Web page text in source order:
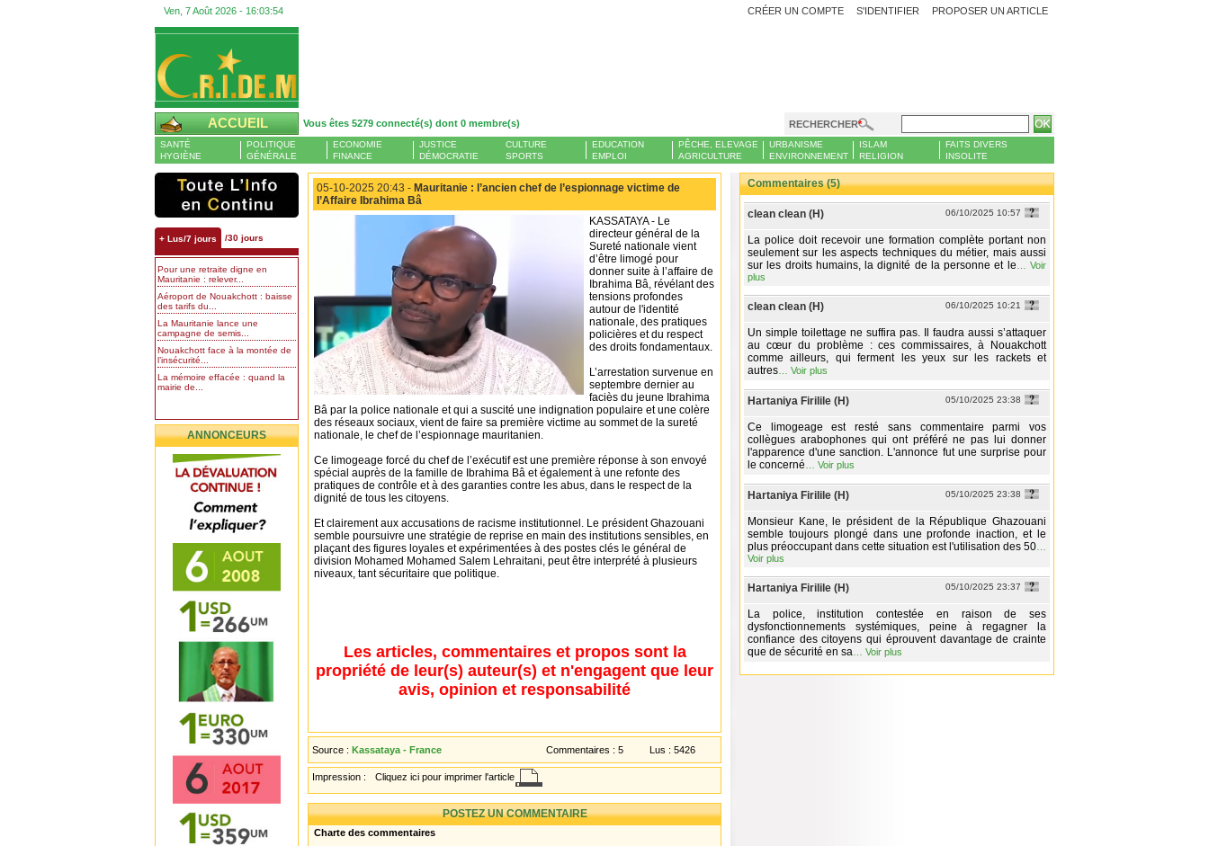
Ven, 7 Août 2026 - 16:03:55 PROPOSER UN ARTICLE
CRÉER UN COMPTE S'IDENTIFIER
ACCUEIL Vous êtes 5279 connecté(s) dont 0 membre(s) RECHERCHER
SANTÉ
HYGIÈNE
POLITIQUE
GÉNÉRALE
ECONOMIE
FINANCE
JUSTICE
DÉMOCRATIE
CULTURE
SPORTS
EDUCATION
EMPLOI
PÊCHE, ELEVAGE
AGRICULTURE
URBANISME
ENVIRONNEMENT
ISLAM
RELIGION
FAITS DIVERS
INSOLITE
+ Lus/7 jours /30 jours
Pour une retraite digne en
Mauritanie : relever...
Aéroport de Nouakchott : baisse
des tarifs du...
La Mauritanie lance une
campagne de semis...
Nouakchott face à la montée de
l’insécurité...
La mémoire effacée : quand la
mairie de...
ANNONCEURS
05-10-2025 20:43 - Mauritanie : l’ancien chef de l’espionnage victime de
l’Affaire Ibrahima Bâ
KASSATAYA - Le
directeur général de la
Sureté nationale vient
d’être limogé pour
donner suite à l’affaire de
Ibrahima Bâ, révélant des
tensions profondes
autour de l'identité
nationale, des pratiques
policières et du respect
des droits fondamentaux.
L’arrestation survenue en
septembre dernier au
faciès du jeune Ibrahima
Bâ par la police nationale et qui a suscité une indignation populaire et une colère
des réseaux sociaux, vient de faire sa première victime au sommet de la sureté
nationale, le chef de l’espionnage mauritanien.
Ce limogeage forcé du chef de l’exécutif est une première réponse à son envoyé
spécial auprès de la famille de Ibrahima Bâ et également à une refonte des
pratiques de contrôle et à des garanties contre les abus, dans le respect de la
dignité de tous les citoyens.
Et clairement aux accusations de racisme institutionnel. Le président Ghazouani
semble poursuivre une stratégie de reprise en main des institutions sensibles, en
plaçant des figures loyales et expérimentées à des postes clés le général de
division Mohamed Mohamed Salem Lehraitani, peut être interprété à plusieurs
niveaux, tant sécuritaire que politique.
Les articles, commentaires et propos sont la
propriété de leur(s) auteur(s) et n'engagent que leur
avis, opinion et responsabilité
Source : Kassataya - France Commentaires : 5 Lus : 5426
Impression : Cliquez ici pour imprimer l'article
POSTEZ UN COMMENTAIRE
Charte des commentaires
Commentaires (5)
clean clean (H) 06/10/2025 10:57
La police doit recevoir une formation complète portant non
seulement sur les aspects techniques du métier, mais aussi
sur les droits humains, la dignité de la personne et le …Voir
plus
clean clean (H) 06/10/2025 10:21
Un simple toilettage ne suffira pas. Il faudra aussi s’attaquer
au cœur du problème : ces commissaires, à Nouakchott
comme ailleurs, qui ferment les yeux sur les rackets et
autres
Voir plus
Hartaniya Firilile (H) 05/10/2025 23:38
Ce limogeage est resté sans commentaire parmi vos
collègues arabophones qui ont préféré ne pas lui donner
l'apparence d'une sanction. L'annonce fut une surprise pour
le concerné
Voir plus
Hartaniya Firilile (H) 05/10/2025 23:38
Monsieur Kane, le président de la République Ghazouani
semble toujours plongé dans une profonde inaction, et le
plus préoccupant dans cette situation est l'utilisation des 50
Voir plus
Hartaniya Firilile (H) 05/10/2025 23:37
La police, institution contestée en raison de ses
dysfonctionnements systémiques, peine à regagner la
confiance des citoyens qui éprouvent davantage de crainte
que de sécurité en sa
Voir plus